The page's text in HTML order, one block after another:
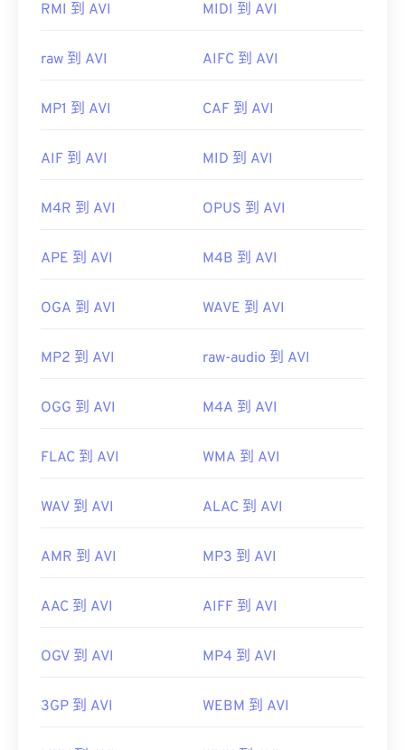
RMI 到 AVI MIDI 到 AVI
raw 到 AVI AIFC 到 AVI
MP1 到 AVI CAF 到 AVI
AIF 到 AVI MID 到 AVI
M4R 到 AVI OPUS 到 AVI
APE 到 AVI M4B 到 AVI
OGA 到 AVI WAVE 到 AVI
MP2 到 AVI raw-audio 到 AVI
OGG 到 AVI M4A 到 AVI
FLAC 到 AVI WMA 到 AVI
WAV 到 AVI ALAC 到 AVI
AMR 到 AVI MP3 到 AVI
AAC 到 AVI AIFF 到 AVI
OGV 到 AVI MP4 到 AVI
3GP 到 AVI WEBM 到 AVI